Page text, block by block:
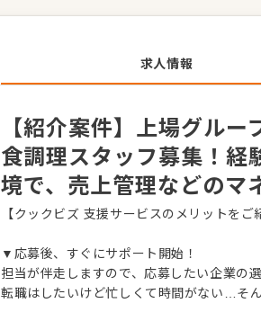
求人情報
【紹介案件】上場グル
食調理スタッフ募集！経
境で、売上管理などのマ
【クックビズ 支援サービスのメリットをご
▼応募後、すぐにサポート開始！
担当が伴走しますので、応募したい企業の
転職はしたいけど忙しくて時間がない…そ